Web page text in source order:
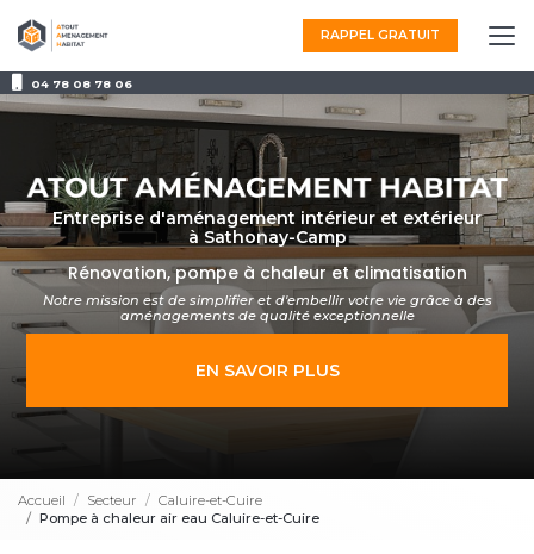
au
contenu
principal
04 78 08 78 06
RAPPEL GRATUIT
Entreprise d'aménagement intérieur et extérieur
à Sathonay-Camp
Rénovation, pompe à chaleur et climatisation
Notre mission est de simplifier et d'embellir votre vie grâce à des
aménagementsde qualité exceptionnelle
EN SAVOIR PLUS
Accueil Secteur
Caluire-et-Cuire
Pompe à chaleur air eau Caluire-et-Cuire